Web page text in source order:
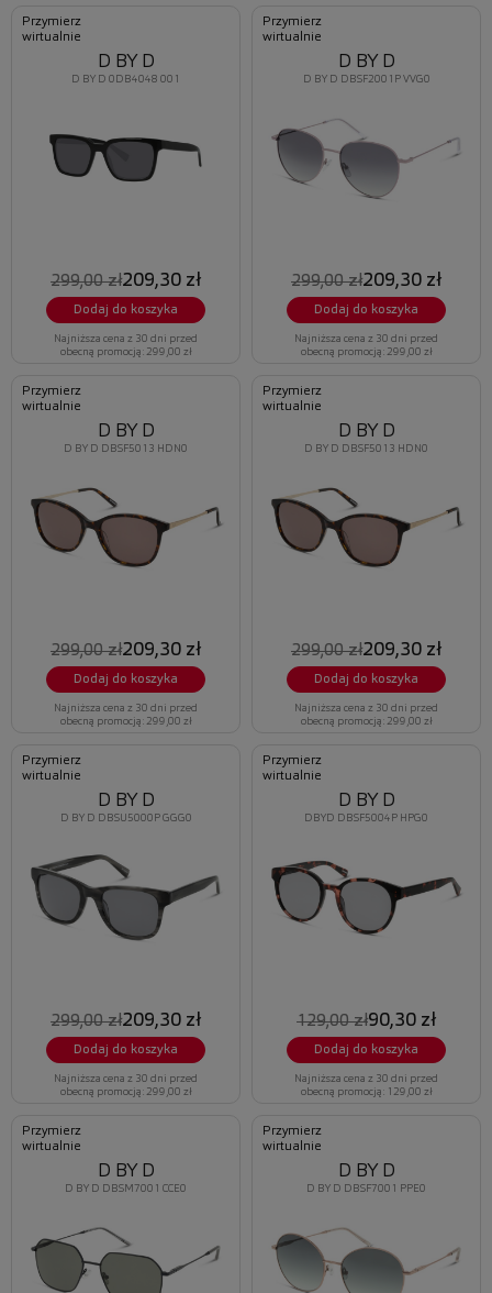
Przymierz
wirtualnie
D BY D 0DB4048 001
D BY D
299,00 zł209,30 zł
Dodaj do koszyka
Najniższa cena z 30 dni przed
obecną promocją: 299,00 zł
Przymierz
wirtualnie
D BY D DBSF2001P VVG0
D BY D
299,00 zł209,30 zł
Dodaj do koszyka
Najniższa cena z 30 dni przed
obecną promocją: 299,00 zł
Przymierz
wirtualnie
D BY D DBSF5013 HDN0
D BY D
299,00 zł209,30 zł
Dodaj do koszyka
Najniższa cena z 30 dni przed
obecną promocją: 299,00 zł
Przymierz
wirtualnie
D BY D DBSF5013 HDN0
D BY D
299,00 zł209,30 zł
Dodaj do koszyka
Najniższa cena z 30 dni przed
obecną promocją: 299,00 zł
Przymierz
wirtualnie
D BY D DBSU5000P GGG0
D BY D
299,00 zł209,30 zł
Dodaj do koszyka
Najniższa cena z 30 dni przed
obecną promocją: 299,00 zł
Przymierz
wirtualnie
DBYD DBSF5004P HPG0
D BY D
129,00 zł90,30 zł
Dodaj do koszyka
Najniższa cena z 30 dni przed
obecną promocją: 129,00 zł
Przymierz
wirtualnie
D BY D DBSM7001 CCE0
D BY D
Przymierz
wirtualnie
D BY D DBSF7001 PPE0
D BY D